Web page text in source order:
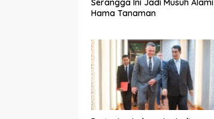
Serangga Ini Jadi Musuh Alami
Hama Tanaman